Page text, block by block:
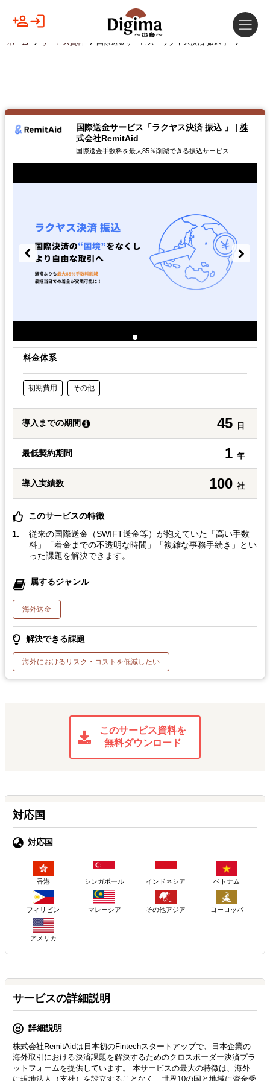
ホーム サービス資料 国際送金サービス「ラクヤス決済 振込 」
国際送金サービス「ラクヤス決済 振込 」 | 株
式会社RemitAid
国際送金手数料を最大85％削減できる振込サービス
料金体系
初期費用 その他
導入までの期間 45 日
最低契約期間 1 年
導入実績数 100 社
このサービスの特徴
従来の国際送金（SWIFT送金等）が抱えていた「高い手数
料」「着金までの不透明な時間」「複雑な事務手続き」とい
った課題を解決できます。
属するジャンル
海外送金
解決できる課題
海外におけるリスク・コストを低減したい
このサービス資料を
無料ダウンロード
対応国
対応国
香港 シンガポール インドネシア ベトナム
フィリピン マレーシア その他アジア ヨーロッパ
アメリカ
サービスの詳細説明
詳細説明
株式会社RemitAidは日本初のFintechスタートアップで、日本企業の
海外取引における決済課題を解決するためのクロスボーダー決済プラ
ットフォームを提供しています。 本サービスの最大の特徴は、海外
に現地法人（支社）を設立することなく、世界10の国と地域に資金受